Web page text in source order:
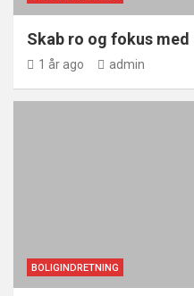
Skab ro og fokus
1 år ago admin
BOLIGINDRETNING